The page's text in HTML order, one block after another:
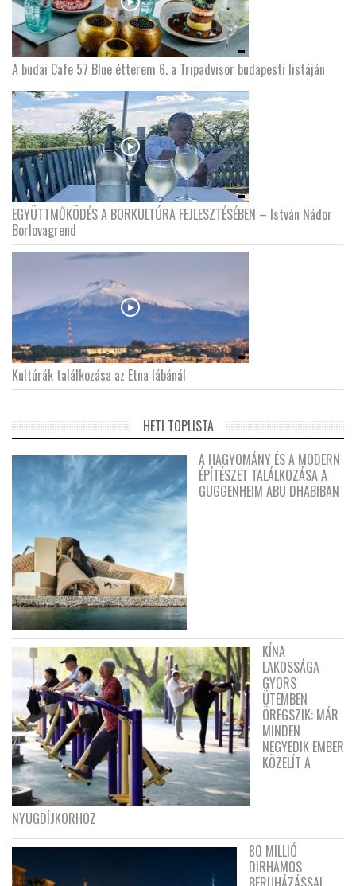
A budai Cafe 57 Blue étterem 6. a Tripadvisor budapesti listáján
EGYÜTTMŰKÖDÉS A BORKULTÚRA FEJLESZTÉSÉBEN – István Nádor
Borlovagrend
Kultúrák találkozása az Etna lábánál
HETI TOPLISTA
A HAGYOMÁNY ÉS A MODERN
ÉPÍTÉSZET TALÁLKOZÁSA A
GUGGENHEIM ABU DHABIBAN
KÍNA
LAKOSSÁGA
GYORS
ÜTEMBEN
ÖREGSZIK: MÁR
MINDEN
NEGYEDIK EMBER
KÖZELÍT A
NYUGDÍJKORHOZ
80 MILLIÓ
DIRHAMOS